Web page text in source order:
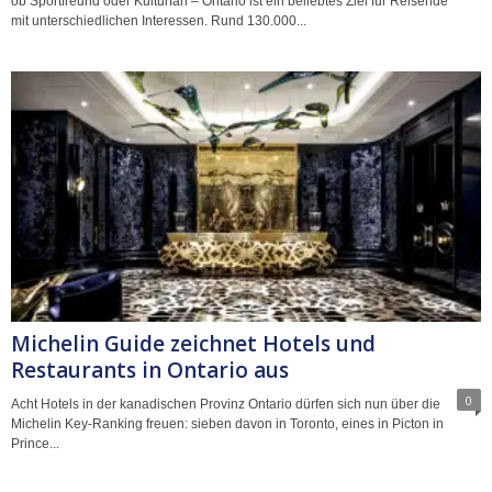
mit unterschiedlichen Interessen. Rund 130.000...
Michelin Guide zeichnet Hotels und
Restaurants in Ontario aus
0
Acht Hotels in der kanadischen Provinz Ontario dürfen sich nun über die
Michelin Key-Ranking freuen: sieben davon in Toronto, eines in Picton in
Prince...